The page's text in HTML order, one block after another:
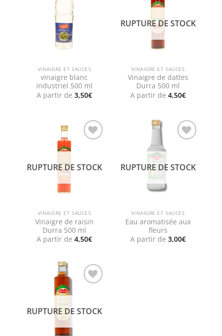
VINAIGRE ET SAUCES
vinaigre blanc
industriel 500 ml
A partir de 3,50€
RUPTURE DE STOCK
VINAIGRE ET SAUCES
Vinaigre de dattes
Durra 500 ml
A partir de 4,50€
RUPTURE DE STOCK
VINAIGRE ET SAUCES
Vinaigre de raisin
Durra 500 ml
A partir de 4,50€
RUPTURE DE STOCK
VINAIGRE ET SAUCES
Eau aromatisée aux
fleurs
A partir de 3,00€
RUPTURE DE STOCK